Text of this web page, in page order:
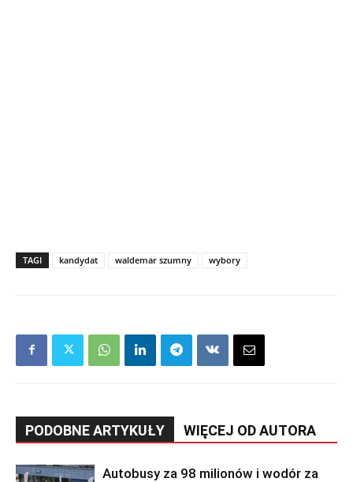
TAGI kandydat waldemar szumny wybory
PODOBNE ARTYKUŁY WIĘCEJ OD AUTORA
Autobusy za 98 milionów i wodór za